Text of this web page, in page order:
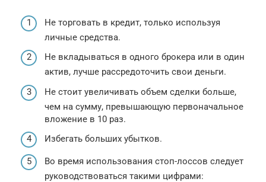
Не торговать в кредит, только используя
личные средства.
Не вкладываться в одного брокера или в один
актив, лучше рассредоточить свои деньги.
Не стоит увеличивать объем сделки больше,
чем на сумму, превышающую первоначальное
вложение в 10 раз.
Избегать больших убытков.
Во время использования стоп-лоссов следует
руководствоваться такими цифрами: